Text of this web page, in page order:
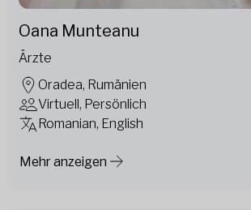
Oana Munteanu
Ärzte
Oradea, Rumänien
Virtuell, Persönlich
Romanian, English
Mehr anzeigen